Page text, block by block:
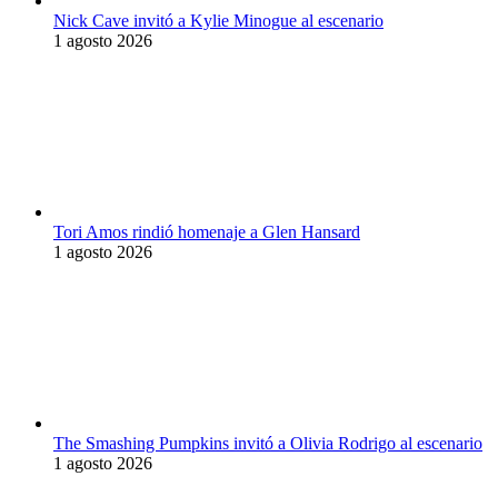
Nick Cave invitó a Kylie Minogue al escenario
1 agosto 2026
Tori Amos rindió homenaje a Glen Hansard
1 agosto 2026
The Smashing Pumpkins invitó a Olivia Rodrigo al escenario
1 agosto 2026